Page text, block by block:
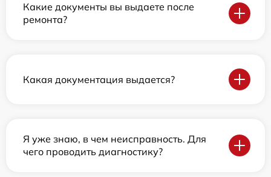
Какие документы вы выдаете после
ремонта?
Какая документация выдается?
Я уже знаю, в чем неисправность. Для
чего проводить диагностику?